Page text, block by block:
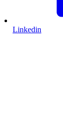
Linkedin